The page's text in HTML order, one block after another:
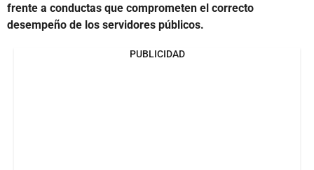
frente a conductas que comprometen el correcto
desempeño de los servidores públicos.
PUBLICIDAD